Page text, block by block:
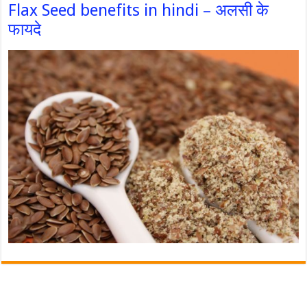
Flax Seed benefits in hindi – अलसी के
फायदे